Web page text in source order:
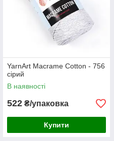
YarnArt Macrame Cotton - 756
сірий
В наявності
522 ₴/упаковка
Купити